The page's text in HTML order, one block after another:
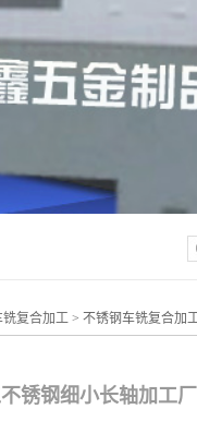
铣复合加工 > 不锈钢车铣复合加
锈钢细小长轴加工